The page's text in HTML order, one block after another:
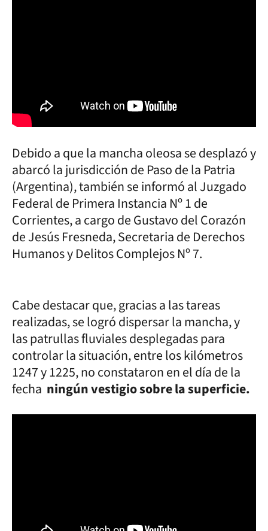
Debido a que la mancha oleosa se desplazó y
abarcó la jurisdicción de Paso de la Patria
(Argentina), también se informó al Juzgado
Federal de Primera Instancia Nº 1 de
Corrientes, a cargo de Gustavo del Corazón
de Jesús Fresneda, Secretaria de Derechos
Humanos y Delitos Complejos Nº 7.
Cabe destacar que, gracias a las tareas
realizadas, se logró dispersar la mancha, y
las patrullas fluviales desplegadas para
controlar la situación, entre los kilómetros
1247 y 1225, no constataron en el día de la
fecha ningún vestigio sobre la superficie.